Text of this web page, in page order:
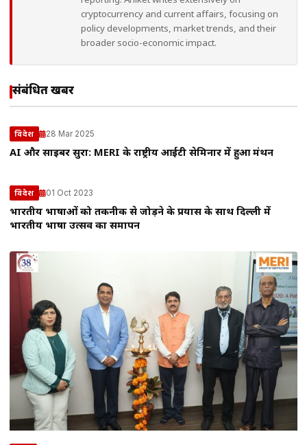
cryptocurrency and current affairs, focusing on
policy developments, market trends, and their
broader socio-economic impact.
संबंधित खबरें
विदेश 28 Mar 2025
AI और साइबर सुरक्षा: MERI के राष्ट्रीय आईटी सेमिनार में हुआ मंथन
विदेश 01 Oct 2023
भारतीय भाषाओं को तकनीक से जोड़ने के प्रयास के साथ दिल्ली में
भारतीय भाषा उत्सव का समापन